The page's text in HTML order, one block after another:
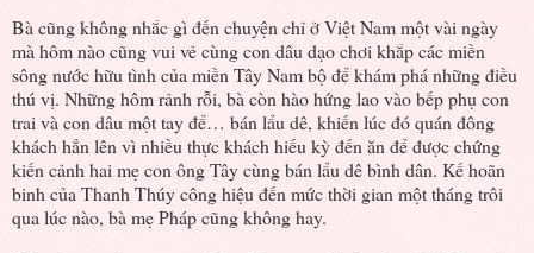
Bà cũng không nhắc gì đến chuyện chỉ ở Việt Nam một vài ngày
mà hôm nào cũng vui vẻ cùng con dâu dạo chơi khắp các miền
sông nước hữu tình của miền Tây Nam bộ để khám phá những điều
thú vị. Những hôm rảnh rỗi, bà còn hào hứng lao vào bếp phụ con
trai và con dâu một tay để… bán lẩu dê, khiến lúc đó quán đông
khách hẳn lên vì nhiều thực khách hiếu kỳ đến ăn để được chứng
kiến cảnh hai mẹ con ông Tây cùng bán lẩu dê bình dân. Kế hoãn
binh của Thanh Thúy công hiệu đến mức thời gian một tháng trôi
qua lúc nào, bà mẹ Pháp cũng không hay.